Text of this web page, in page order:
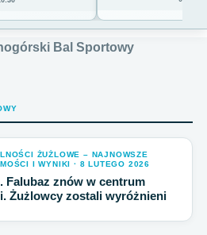
Bal Sportowy
ŻUŻLOWE – NAJNOWSZE
I WYNIKI · 8 LUTEGO 2026
Falubaz znów w centrum
Żużlowcy zostali wyróżnieni